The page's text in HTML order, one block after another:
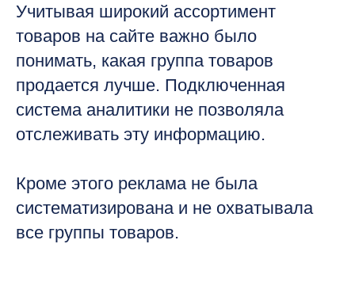
Учитывая широкий ассортимент
товаров на сайте важно было
понимать, какая группа товаров
продается лучше. Подключенная
система аналитики не позволяла
отслеживать эту информацию.
Кроме этого реклама не была
систематизирована и не охватывала
все группы товаров.